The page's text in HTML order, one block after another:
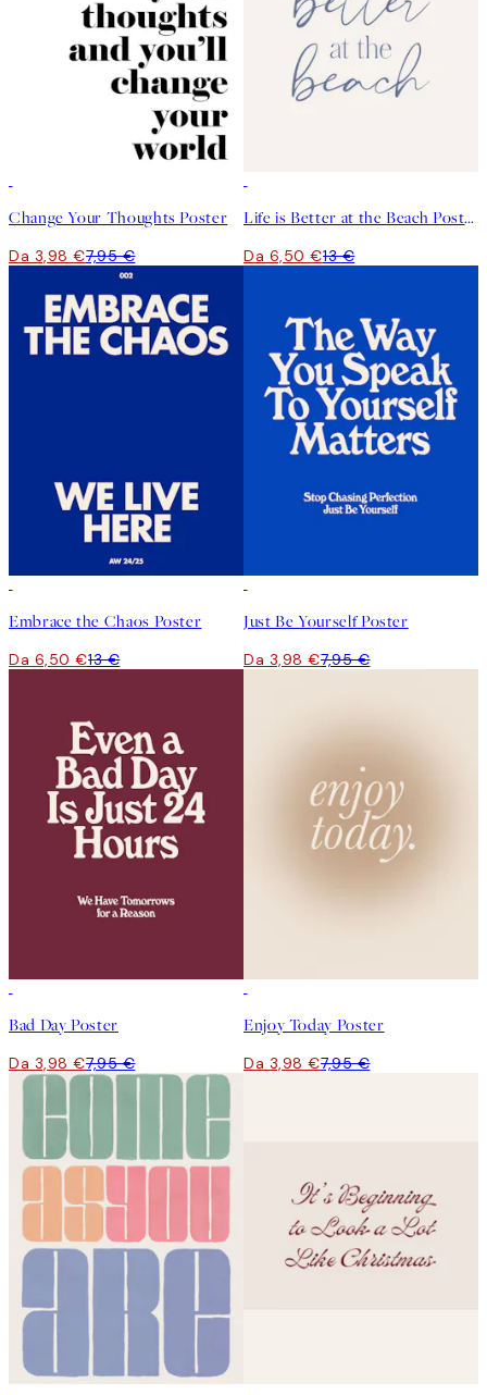
Change Your Thoughts Poster
Da 3,98 €7,95 €
Life is Better at the Beach Poster
Da 6,50 €13 €
Embrace the Chaos Poster
Da 6,50 €13 €
Just Be Yourself Poster
Da 3,98 €7,95 €
Bad Day Poster
Da 3,98 €7,95 €
Enjoy Today Poster
Da 3,98 €7,95 €